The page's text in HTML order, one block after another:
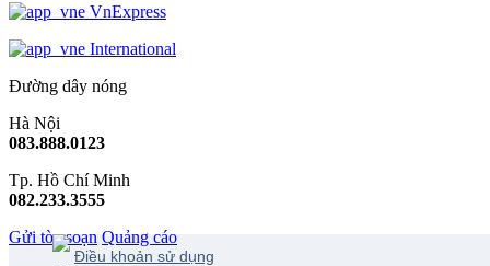
VnExpress
International
Đường dây nóng
Hà Nội
083.888.0123
Tp. Hồ Chí Minh
082.233.3555
Gửi tòa soạn Quảng cáo
Điều khoản sử dụng